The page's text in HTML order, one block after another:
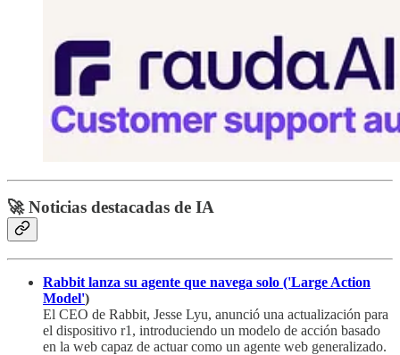
🚀 Noticias destacadas de IA
Rabbit lanza su agente que navega solo ('Large Action
Model')
El CEO de Rabbit, Jesse Lyu, anunció una actualización para
el dispositivo r1, introduciendo un modelo de acción basado
en la web capaz de actuar como un agente web generalizado.